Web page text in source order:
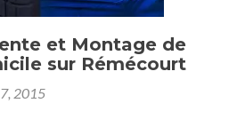
et Montage de
sur Rémécourt
2015